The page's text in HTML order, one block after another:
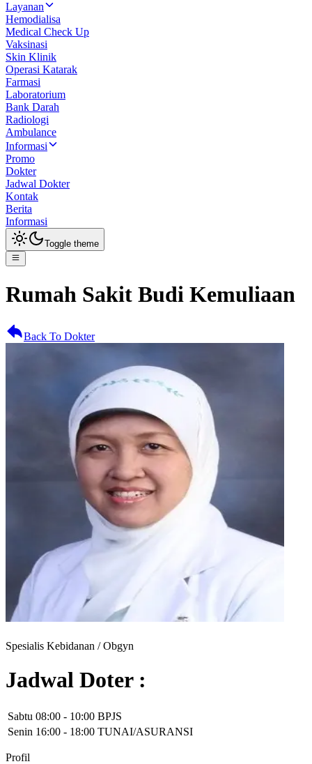
Layanan
Hemodialisa
Medical Check Up
Vaksinasi
Skin Klinik
Operasi Katarak
Farmasi
Laboratorium
Bank Darah
Radiologi
Ambulance
Informasi
Promo
Dokter
Jadwal Dokter
Kontak
Berita
Informasi
Toggle theme
Rumah Sakit Budi Kemuliaan
Back To Dokter
Spesialis Kebidanan / Obgyn
Jadwal Doter :
Sabtu 08:00 - 10:00 BPJS
Senin 16:00 - 18:00 TUNAI/ASURANSI
Profil